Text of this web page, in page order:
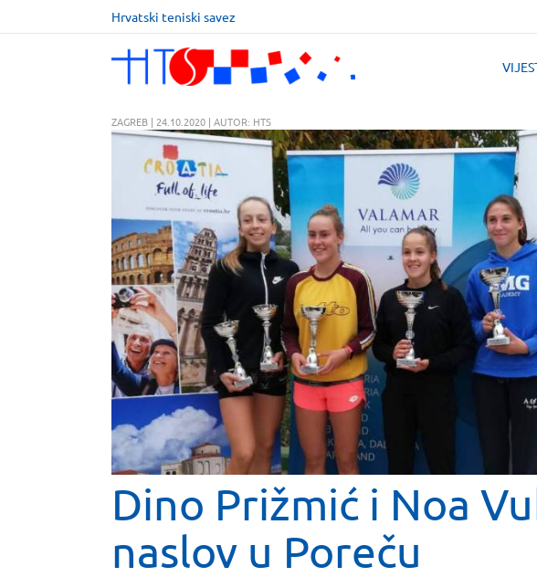
Hrvatski teniski savez
ZAGREB | 24.10.2020 | AUTOR: HTS
Dino Prižmić i Noa
naslov u Poreču